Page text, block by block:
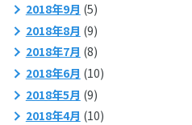
2018年9月 (5)
2018年8月 (9)
2018年7月 (8)
2018年6月 (10)
2018年5月 (9)
2018年4月 (10)